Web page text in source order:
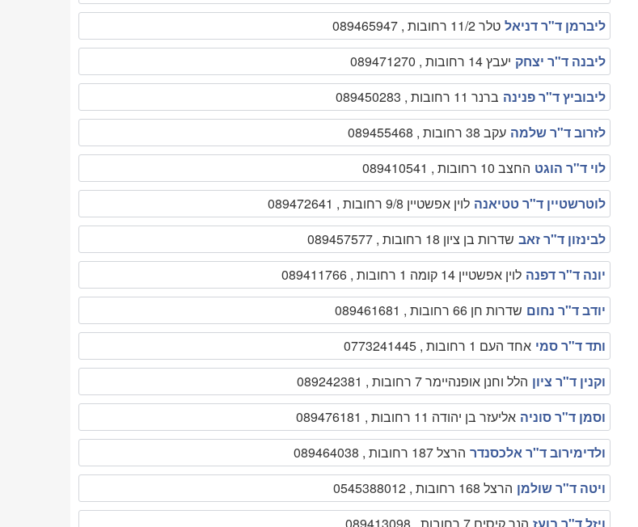
ליברמן ד"ר דניאל טלר 11/2 רחובות , 089465947
ליבנה ד"ר יצחק יעבץ 14 רחובות , 089471270
ליבוביץ ד"ר פנינה ברנר 11 רחובות , 089450283
לזרוב ד"ר שלמה עקב 38 רחובות , 089455468
לוי ד"ר הוגט החצב 10 רחובות , 089410541
לוטרשטיין ד"ר טטיאנה לוין אפשטיין 9/8 רחובות , 089472641
לבינזון ד"ר זאב שדרות בן ציון 18 רחובות , 089457577
יונה ד"ר דפנה לוין אפשטיין 14 קומה 1 רחובות , 089411766
יודב ד"ר נחום שדרות חן 66 רחובות , 089461681
ותד ד"ר סמי אחד העם 1 רחובות , 0773241445
וקנין ד"ר ציון הלל וחנן אופנהיימר 7 רחובות , 089242381
וסמן ד"ר סוניה אליעזר בן יהודה 11 רחובות , 089476181
ולדימירוב ד"ר אלכסנדר הרצל 187 רחובות , 089464038
ויטה ד"ר שולמן הרצל 168 רחובות , 0545388012
ויזל ד"ר בועז הנר קיסים 7 רחובות , 089413098